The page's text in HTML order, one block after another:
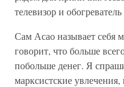
телевизор и
Сам Асао называет себя
говорит, что больше
побольше денег. Я
марксистские